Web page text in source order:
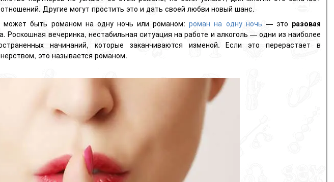
Другие могут простить это и дать своей любви новый шанс.
может быть романом на одну ночь или романом:роман на одну ночь — это разовая
Роскошная вечеринка, нестабильная ситуация на работе и алкоголь — одни из наиболее
начинаний, которые заканчиваются изменой. Если это перерастает в
, это называется романом.